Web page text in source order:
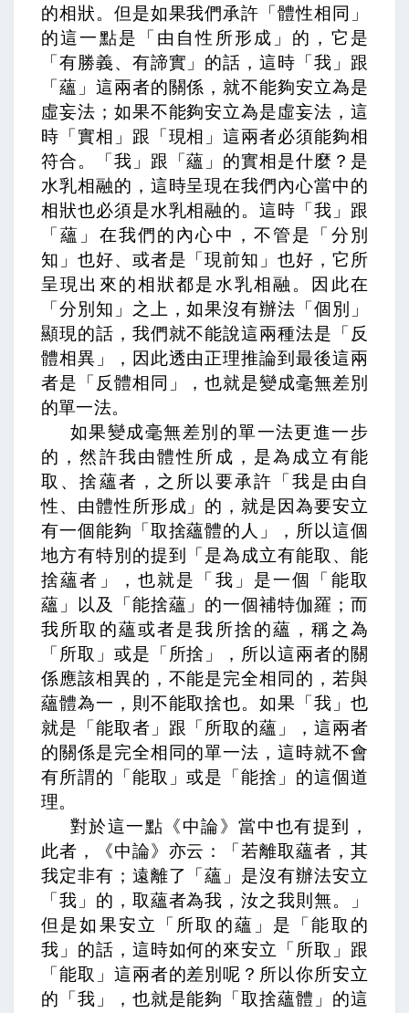
的相狀。但是如果我們承許「體性相同」
的這一點是「由自性所形成」的，它是
「有勝義、有諦實」的話，這時「我」跟
「蘊」這兩者的關係，就不能夠安立為是
虛妄法；如果不能夠安立為是虛妄法，這
時「實相」跟「現相」這兩者必須能夠相
符合。「我」跟「蘊」的實相是什麼？是
水乳相融的，這時呈現在我們內心當中的
相狀也必須是水乳相融的。這時「我」跟
「蘊」在我們的內心中，不管是「分別
知」也好、或者是「現前知」也好，它所
呈現出來的相狀都是水乳相融。因此在
「分別知」之上，如果沒有辦法「個別」
顯現的話，我們就不能說這兩種法是「反
體相異」，因此透由正理推論到最後這兩
者是「反體相同」，也就是變成毫無差別
的單一法。
如果變成毫無差別的單一法更進一步
的，然許我由體性所成，是為成立有能
取、捨蘊者， 之所以要承許「我是由自
性、由體性所形成」的，就是因為要安立
有一個能夠「取捨蘊體的人」，所以這個
地方有特別的提到「是為成立有能取、能
捨蘊者」，也就是「我」是一個「能取
蘊」以及「能捨蘊」的一個補特伽羅；而
我所取的蘊或者是我所捨的蘊，稱之為
「所取」或是「所捨」，所以這兩者的關
係應該相異的，不能是完全相同的， 若與
蘊體為一，則不能取捨也。如果「我」也
就是「能取者」跟「所取的蘊」，這兩者
的關係是完全相同的單一法，這時就不會
有所謂的「能取」或是「能捨」的這個道
理。
對於這一點《中論》當中也有提到，
此者，《中論》亦云：「若離取蘊者，其
我定非有； 遠離了「蘊」是沒有辦法安立
「我」的， 取蘊者為我，汝之我則無。」
但是如果安立「所取的蘊」是「能取的
我」的話，這時如何的來安立「所取」跟
「能取」這兩者的差別呢？所以你所安立
的「我」，也就是能夠「取捨蘊體」的這